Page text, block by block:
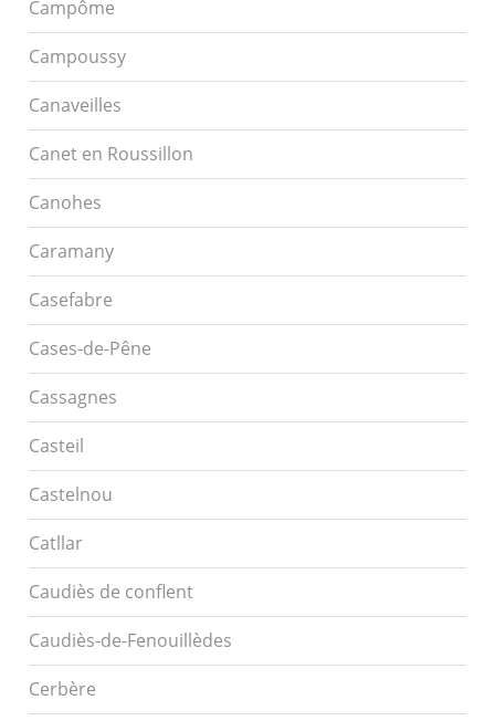
Campôme
Campoussy
Canaveilles
Canet en Roussillon
Canohes
Caramany
Casefabre
Cases-de-Pêne
Cassagnes
Casteil
Castelnou
Catllar
Caudiès de conflent
Caudiès-de-Fenouillèdes
Cerbère